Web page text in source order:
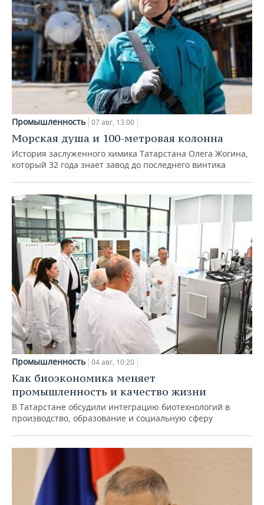
Промышленность 07 авг, 13:00
Морская душа и 100-метровая колонна
История заслуженного химика Татарстана Олега Жогина,
который 32 года знает завод до последнего винтика
Промышленность 04 авг, 10:20
Как биоэкономика меняет
промышленность и качество жизни
В Татарстане обсудили интеграцию биотехнологий в
производство, образование и социальную сферу